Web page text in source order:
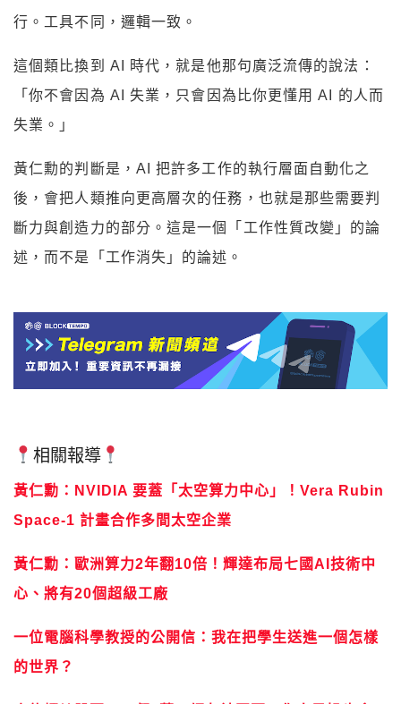
行。工具不同，邏輯一致。
這個類比換到 AI 時代，就是他那句廣泛流傳的說法：
「你不會因為 AI 失業，只會因為比你更懂用 AI 的人而
失業。」
黃仁勳的判斷是，AI 把許多工作的執行層面自動化之
後，會把人類推向更高層次的任務，也就是那些需要判
斷力與創造力的部分。這是一個「工作性質改變」的論
述，而不是「工作消失」的論述。
相關報導
黃仁勳：NVIDIA 要蓋「太空算力中心」！Vera Rubin
Space-1 計畫合作多間太空企業
黃仁勳：歐洲算力2年翻10倍！輝達布局七國AI技術中
心、將有20個超級工廠
一位電腦科學教授的公開信：我在把學生送進一個怎樣
的世界？